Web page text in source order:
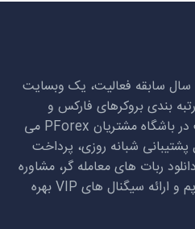
فارکس حرفه ای با بیش از 17 سال سابقه فعالیت، یک وبسایت
بندی بروکرهای فارکس و
باشگاه مشتریان PForex می
شبانه روزی، پرداخت
ربات های معامله گر، مشاوره
و ارائه سیگنال های VIPبهره